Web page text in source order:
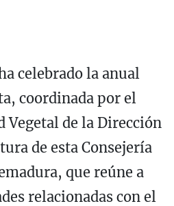
celebrado la anual
coordinada por el
Vegetal de la Dirección
de esta Consejería
que reúne a
relacionadas con el